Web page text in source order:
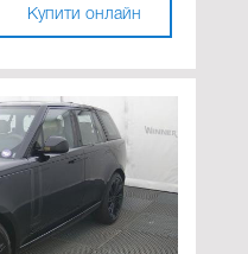
Купити онлайн